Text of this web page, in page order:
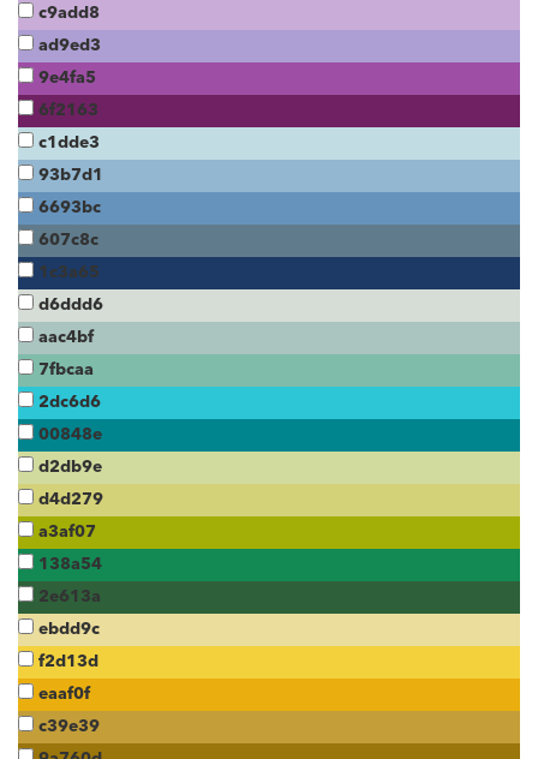
c9add8
ad9ed3
9e4fa5
6f2163
c1dde3
93b7d1
6693bc
607c8c
1c3a65
d6ddd6
aac4bf
7fbcaa
2dc6d6
00848e
d2db9e
d4d279
a3af07
138a54
2e613a
ebdd9c
f2d13d
eaaf0f
c39e39